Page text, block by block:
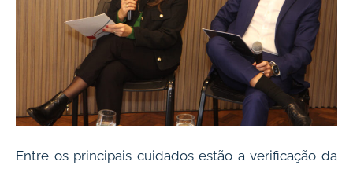
Entre os principais cuidados estão a verificação da